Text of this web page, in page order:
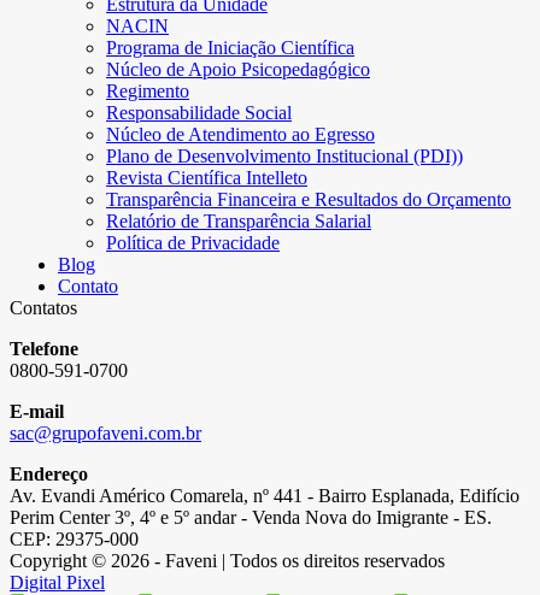
Estrutura da Unidade
NACIN
Programa de Iniciação Científica
Núcleo de Apoio Psicopedagógico
Regimento
Responsabilidade Social
Núcleo de Atendimento ao Egresso
Plano de Desenvolvimento Institucional (PDI))
Revista Científica Intelleto
Transparência Financeira e Resultados do Orçamento
Relatório de Transparência Salarial
Política de Privacidade
Blog
Contato
Contatos
Telefone
0800-591-0700
E-mail
sac@grupofaveni.com.br
Endereço
Av. Evandi Américo Comarela, nº 441 - Bairro Esplanada, Edifício
Perim Center 3º, 4º e 5º andar - Venda Nova do Imigrante - ES.
CEP: 29375-000
Copyright © 2026 - Faveni | Todos os direitos reservados
Digital Pixel